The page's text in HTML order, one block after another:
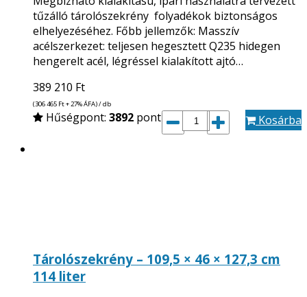
tűzálló tárolószekrény folyadékok biztonságos
elhelyezéséhez. Főbb jellemzők: Masszív
acélszerkezet: teljesen hegesztett Q235 hidegen
hengerelt acél, légréssel kialakított ajtó…
389 210 Ft
(306 465 Ft+ 27% ÁFA) / db
Hűségpont: 3892 pont Kosárba
Tárolószekrény – 109,5 × 46 × 127,3 cm
114 liter